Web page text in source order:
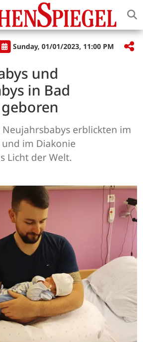
Sunday, 01/01/2023, 11:00 PM
und
in Bad
Neujahrsbabys erblickten im
im Diakonie
Licht der Welt.